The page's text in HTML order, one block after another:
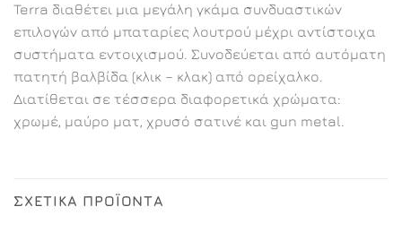
Terra διαθέτει μια μεγάλη γκάμα συνδυαστικών
επιλογών από μπαταρίες λουτρού μέχρι αντίστοιχα
συστήματα εντοιχισμού. Συνοδεύεται από αυτόματη
πατητή βαλβίδα (κλικ – κλακ) από ορείχαλκο.
Διατίθεται σε τέσσερα διαφορετικά χρώματα:
χρωμέ, μαύρο ματ, χρυσό σατινέ και gun metal.
ΣΧΕΤΙΚΆ ΠΡΟΪΌΝΤΑ